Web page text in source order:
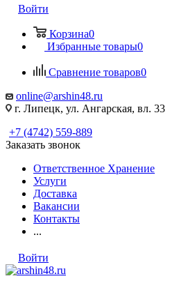
Войти
Корзина0
Избранные товары0
Сравнение товаров0
online@arshin48.ru
г. Липецк, ул. Ангарская, вл. 33
+7 (4742) 559-889
Заказать звонок
Ответственное Хранение
Услуги
Доставка
Вакансии
Контакты
...
Войти